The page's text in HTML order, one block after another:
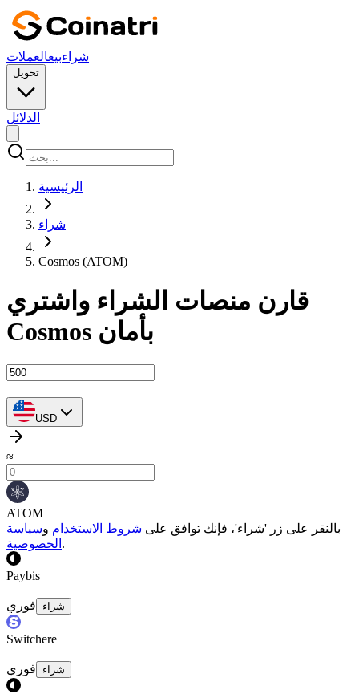
شراءبيعالعملات
تحويل
الدلائل
الرئيسية
شراء
Cosmos (ATOM)
قارن منصات الشراء واشتري
Cosmos بأمان
USD
≈
ATOM
بالنقر على زر 'شراء'، فإنك توافق على شروط الاستخدام وسياسة
الخصوصية .
Paybis
فوري شراء
Switchere
فوري شراء